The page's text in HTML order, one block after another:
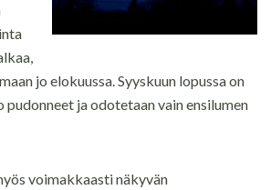
jo elokuussa. Syyskuun lopussa on
pudonneet ja odotetaan vain ensilumen
voimakkaasti näkyvän